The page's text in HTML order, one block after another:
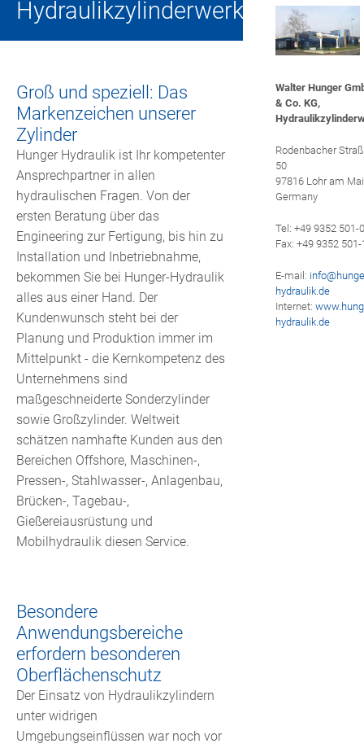
GLEITLAGERBUCHSEN
HYDRAULIKVENTILE
SCHLEIFMITTEL: HONSTEINE UND
HONWERKZEUGE
ANHÄNGERKUPPLUNGEN
REPARATUREN, ERSATZTEILE, SERVICE
HUNGER HYDRAULICS INDIA
HUNGER HYDRAULICS CHINA
HUNGER HYDRAULICS KOREA
HUNGER INTERNATIONAL
Hydraulikzylinderwerk
Groß und speziell: Das
Markenzeichen unserer
Zylinder
Hunger Hydraulik ist Ihr kompetenter
Ansprechpartner in allen
hydraulischen Fragen. Von der
ersten Beratung über das
Engineering zur Fertigung, bis hin zu
Installation und Inbetriebnahme,
bekommen Sie bei Hunger-Hydraulik
alles aus einer Hand. Der
Kundenwunsch steht bei der
Planung und Produktion immer im
Mittelpunkt - die Kernkompetenz des
Unternehmens sind
maßgeschneiderte Sonderzylinder
sowie Großzylinder. Weltweit
schätzen namhafte Kunden aus den
Bereichen Offshore, Maschinen-,
Pressen-, Stahlwasser-, Anlagenbau,
Brücken-, Tagebau-,
Gießereiausrüstung und
Mobilhydraulik diesen Service.
Besondere
Anwendungsbereiche
erfordern besonderen
Oberflächenschutz
Der Einsatz von Hydraulikzylindern
unter widrigen
Umgebungseinflüssen war noch vor
Walter Hunger
& Co. KG,
Rodenbacher
50
97816 Lohr am
Germany
Tel: +49 9352 501-0
Fax: +49 9352 501-
E-mail: info@
hydraulik.de
Internet:
hydraulik.de